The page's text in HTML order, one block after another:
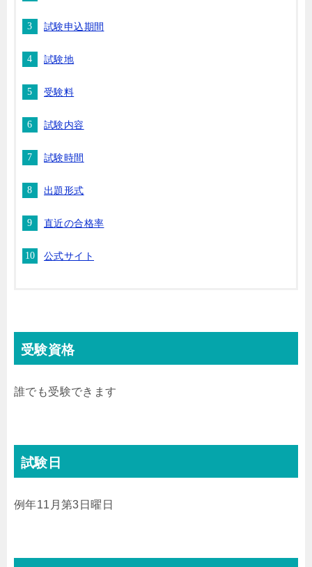
試験申込期間
試験地
受験料
試験内容
試験時間
出題形式
直近の合格率
公式サイト
受験資格
誰でも受験できます
試験日
例年11月第3日曜日